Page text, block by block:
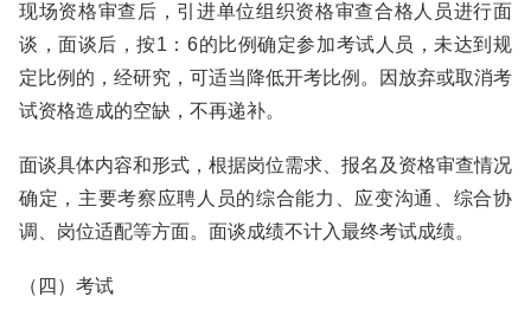
现场资格审查后，引进单位组织资格审查合格人员进行面
谈，面谈后，按1：6的比例确定参加考试人员，未达到规
定比例的，经研究，可适当降低开考比例。因放弃或取消考
试资格造成的空缺，不再递补。
面谈具体内容和形式，根据岗位需求、报名及资格审查情况
确定，主要考察应聘人员的综合能力、应变沟通、综合协
调、岗位适配等方面。面谈成绩不计入最终考试成绩。
（四）考试